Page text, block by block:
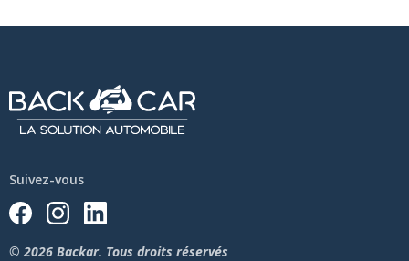
Suivez-vous
© 2026 Backar. Tous droits réservés